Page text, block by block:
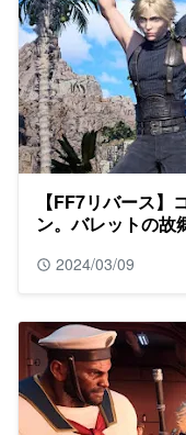
【FF7リバース
ン。バレットの故
2024/03/09